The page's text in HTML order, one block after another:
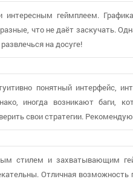
интересным геймплеем.
что не даёт заскучать.
на досуге!
понятный интерфейс,
иногда возникают баги,
свои стратегии.
стилем и захватывающим
Отличная возможность